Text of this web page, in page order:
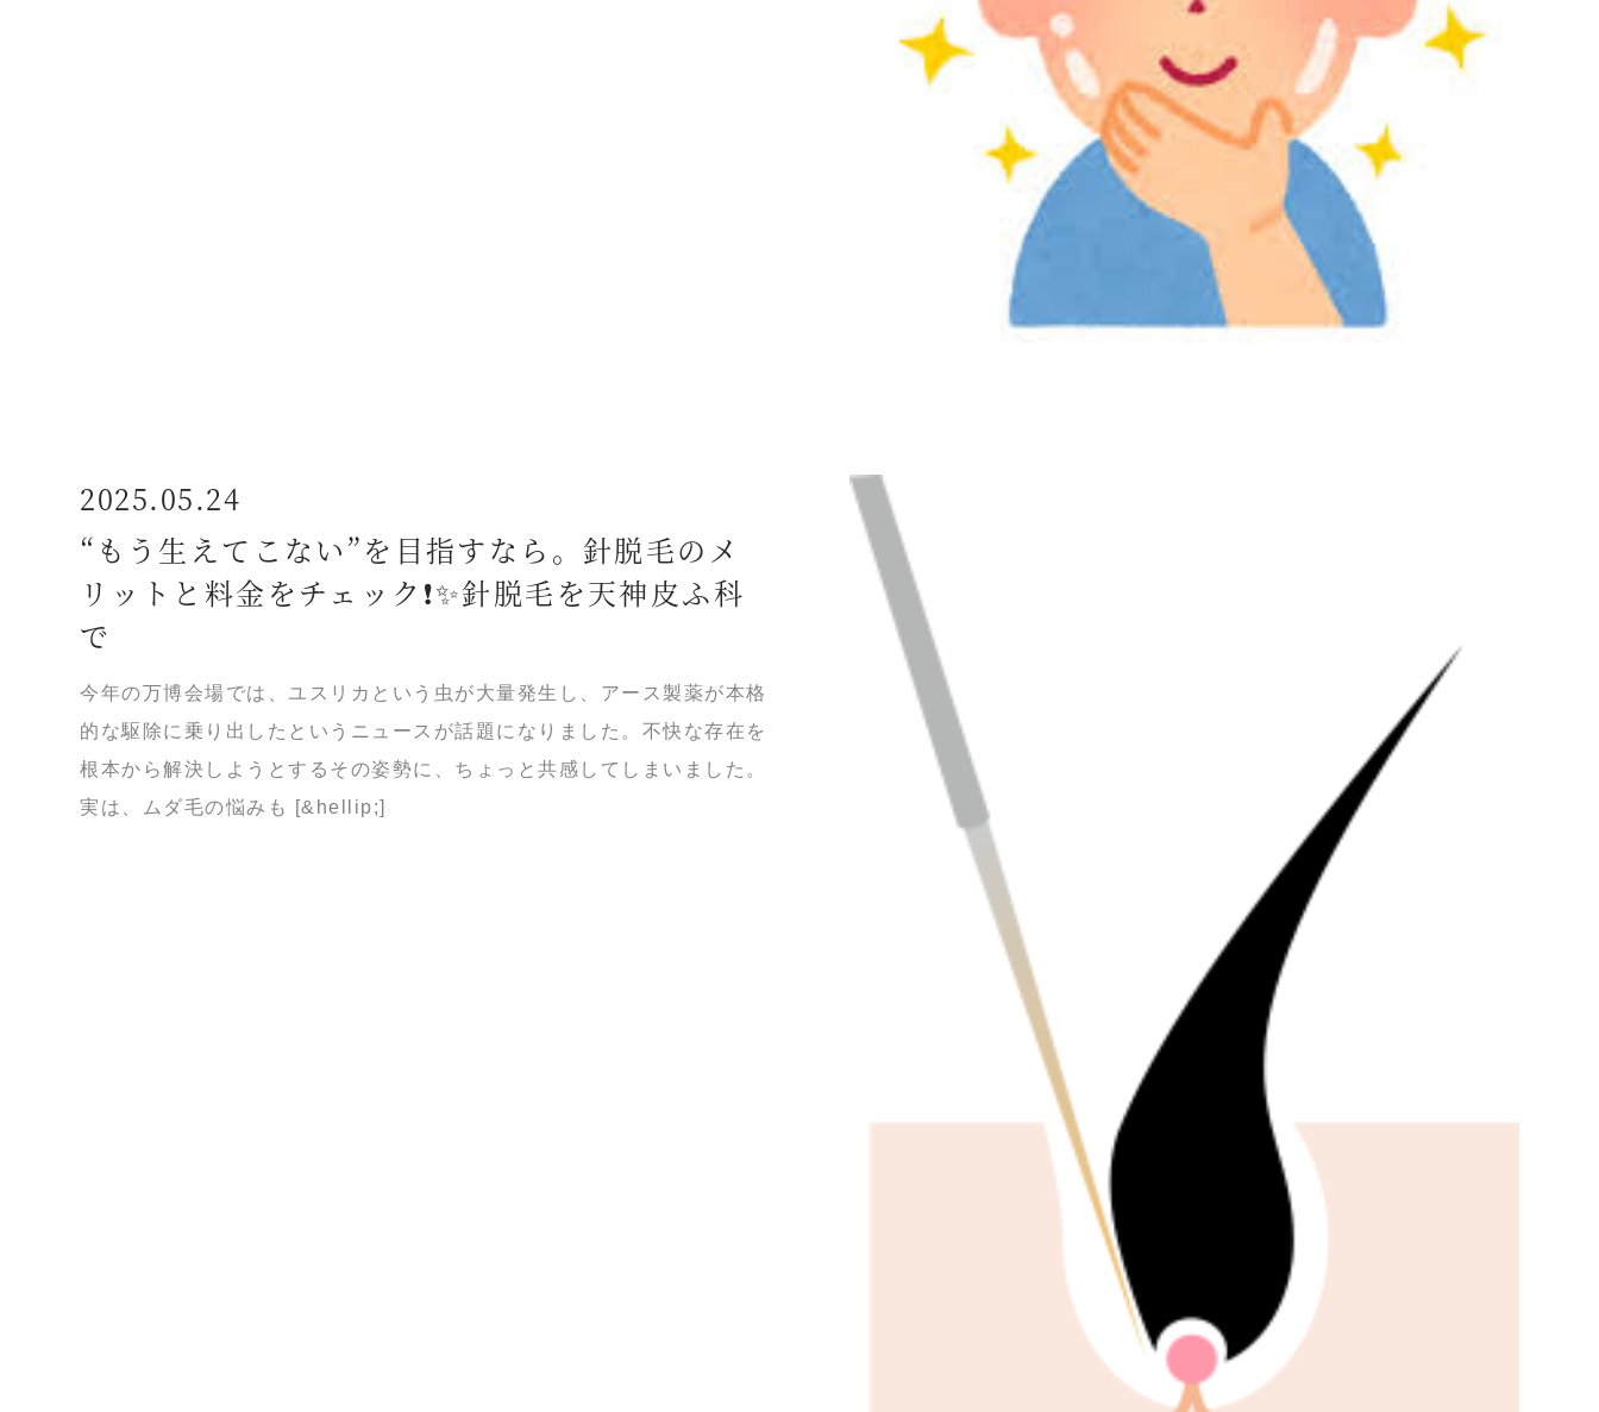
2025.05.24
“もう生えてこない”を目指すなら。針脱毛のメ
リットと料金をチェック❗️✨針脱毛を天神皮ふ科
で
今年の万博会場では、ユスリカという虫が大量発生し、アース製薬が本格
的な駆除に乗り出したというニュースが話題になりました。不快な存在を
根本から解決しようとするその姿勢に、ちょっと共感してしまいました。
実は、ムダ毛の悩みも [&hellip;]